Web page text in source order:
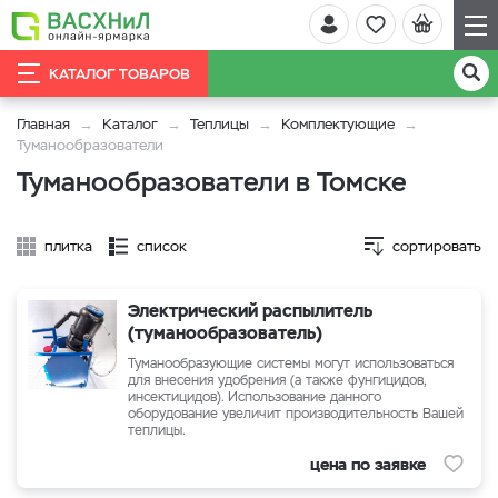
КАТАЛОГ ТОВАРОВ
Главная Каталог Теплицы
Комплектующие
Туманообразователи
Туманообразователи в Томске
плитка список сортировать
Электрический распылитель
(туманообразователь)
Туманообразующие системы могут использоваться
для внесения удобрения (а также фунгицидов,
инсектицидов). Использование данного
оборудование увеличит производительность Вашей
теплицы.
цена по заявке